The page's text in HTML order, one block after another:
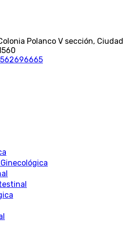
Polanco V sección, Ciudad